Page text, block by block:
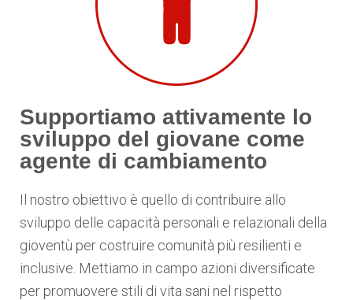
Supportiamo attivamente lo
sviluppo del giovane come
agente di cambiamento
Il nostro obiettivo è quello di contribuire allo
sviluppo delle capacità personali e relazionali della
gioventù per costruire comunità più resilienti e
inclusive. Mettiamo in campo azioni diversificate
per promuovere stili di vita sani nel rispetto